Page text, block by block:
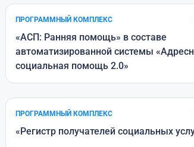
ПРОГРАММНЫЙ КОМПЛЕКС
«АСП: Ранняя помощь» в составе
автоматизированной системы
социальная помощь 2.0»
ПРОГРАММНЫЙ КОМПЛЕКС
«Регистр получателей социальных